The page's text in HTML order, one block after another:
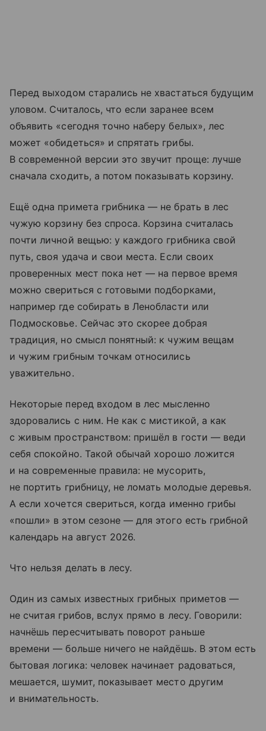
Перед выходом старались не хвастаться будущим
уловом. Считалось, что если заранее всем
объявить «сегодня точно наберу белых», лес
может «обидеться» и спрятать грибы.
В современной версии это звучит проще: лучше
сначала сходить, а потом показывать корзину.
Ещё одна примета грибника — не брать в лес
чужую корзину без спроса. Корзина считалась
почти личной вещью: у каждого грибника свой
путь, своя удача и свои места. Если своих
проверенных мест пока нет — на первое время
можно свериться с готовыми подборками,
например где собирать в Ленобласти или
Подмосковье. Сейчас это скорее добрая
традиция, но смысл понятный: к чужим вещам
и чужим грибным точкам относились
уважительно.
Некоторые перед входом в лес мысленно
здоровались с ним. Не как с мистикой, а как
с живым пространством: пришёл в гости — веди
себя спокойно. Такой обычай хорошо ложится
и на современные правила: не мусорить,
не портить грибницу, не ломать молодые деревья.
А если хочется свериться, когда именно грибы
«пошли» в этом сезоне — для этого есть грибной
календарь на август 2026.
Что нельзя делать в лесу.
Один из самых известных грибных приметов —
не считая грибов, вслух прямо в лесу. Говорили:
начнёшь пересчитывать поворот раньше
времени — больше ничего не найдёшь. В этом есть
бытовая логика: человек начинает радоваться,
мешается, шумит, показывает место другим
и внимательность.